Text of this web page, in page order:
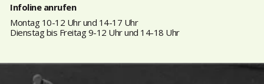
Infoline anrufen
Montag 10-12 Uhr und 14-17 Uhr
Dienstag bis Freitag 9-12 Uhr und 14-18 Uhr